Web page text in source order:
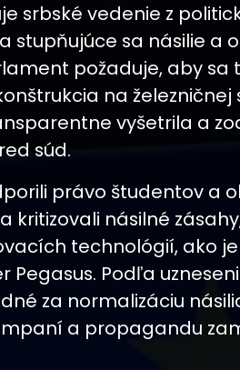
srbské vedenie z
stupňujúce sa násilie a
požaduje, aby sa
na železničnej
vyšetrila a
súd.
právo študentov a
kritizovali násilné
technológií, ako
Pegasus. Podľa
za normalizáciu
a propagandu